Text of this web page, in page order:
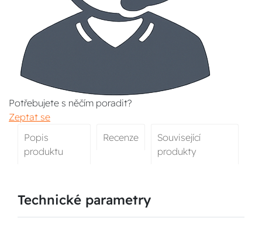
Potřebujete s něčím poradit?
Zeptat se
Popis
produktu
Recenze
Související
produkty
Technické parametry